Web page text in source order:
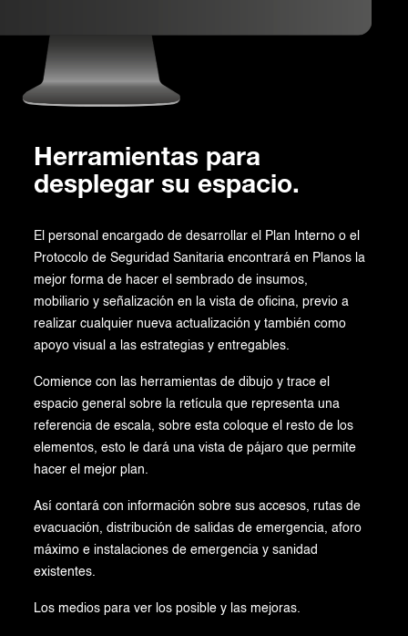
Herramientas para
desplegar su espacio.
El personal encargado de desarrollar el Plan Interno o el
Protocolo de Seguridad Sanitaria encontrará en Planos la
mejor forma de hacer el sembrado de insumos,
mobiliario y señalización en la vista de oficina, previo a
realizar cualquier nueva actualización y también como
apoyo visual a las estrategias y entregables.
Comience con las herramientas de dibujo y trace el
espacio general sobre la retícula que representa una
referencia de escala, sobre esta coloque el resto de los
elementos, esto le dará una vista de pájaro que permite
hacer el mejor plan.
Así contará con información sobre sus accesos, rutas de
evacuación, distribución de salidas de emergencia, aforo
máximo e instalaciones de emergencia y sanidad
existentes.
Los medios para ver los posible y las mejoras.